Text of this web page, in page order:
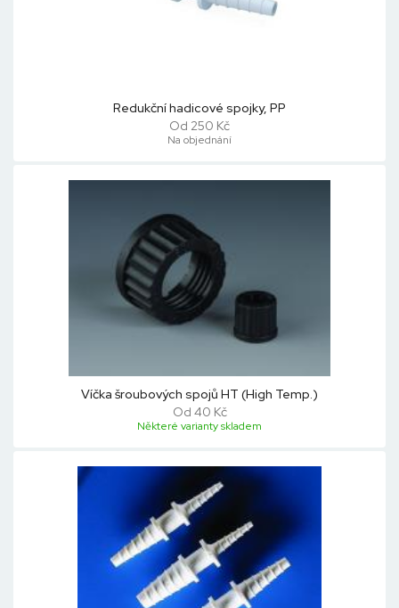
Redukční hadicové spojky, PP
Od 250 Kč
Na objednání
Víčka šroubových spojů HT (High Temp.)
Od 40 Kč
Některé varianty skladem